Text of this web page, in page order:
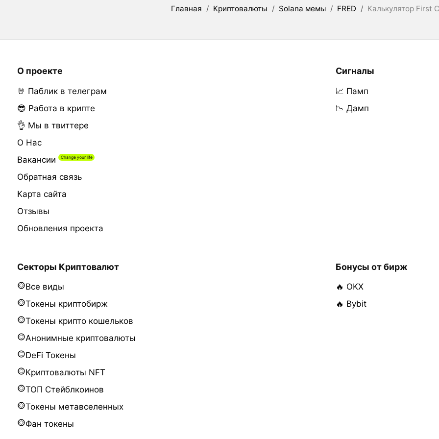
Главная / Криптовалюты / Solana мемы / FRED / Калькулятор First
О проекте
🤘 Паблик в телеграм
😎 Работа в крипте
👌 Мы в твиттере
О Нас
Вакансии
Обратная связь
Карта сайта
Отзывы
Обновления проекта
Сигналы
📈 Памп
📉 Дамп
Секторы Криптовалют
Все виды
Токены криптобирж
Токены крипто кошельков
Анонимные криптовалюты
DeFi Токены
Криптовалюты NFT
ТОП Стейблкоинов
Токены метавселенных
Фан токены
Бонусы от бирж
🔥 OKX
🔥 Bybit